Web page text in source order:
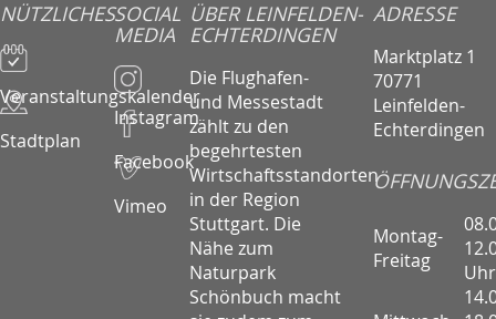
NÜTZLICHES
Veranstaltungskalender
Stadtplan
SOCIAL
MEDIA
Instagram
Facebook
Vimeo
ÜBER LEINFELDEN-
ECHTERDINGEN
Die Flughafen-
und Messestadt
zählt zu den
begehrtesten
Wirtschaftsstandorten
in der Region
Stuttgart. Die
Nähe zum
Naturpark
Schönbuch macht
ADRESSE
Marktplatz 1
70771
Leinfelden-
Echterdingen
Montag-
Freitag
Uhr